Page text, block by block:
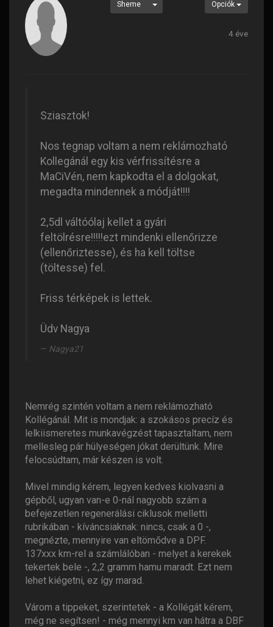
Sheme Opciók
4 éve
Sziasztok!
Nos tegnap voltam a nem reklámozható
Kollegánál egy kis vérfrissítésre a
MaCiVén, nem kapkodta el a dolgokat,
megadta mindennek a módját!!!!
2,5dl váltóólaj kellet a gyári
feltölrésre!!!!!ezt mindenki ellenőrizze
(ellenőriztesse), és ha kell töltse
(töltesse) fel.
Friss térképek is lettek.
Üdv Nagya
Nagya21
Nemrég szintén voltam a nem reklámozható
Kollégánál. Mit is mondjak: a szokásos precíz és
lelkiismeretes munkavégzést tapasztaltam, nem
mellesleg pár hülyeségen jókat derültünk. Mire
felocsúdtam, már készen is volt.
Mivel mindig kérem, legyen kedves kiolvasni a
gépből, ugyan van-e 0-nál nagyobb szám a
befejezetlen regenerálási ciklusok melletti
rubrikában - kíváncsiaknak: nincs, csak a 0 -,
megnézte, mennyire van eltömődve a DPF.
137xxx km-rel a számlálóban - melyet a kerekek
tekertek bele -, 2,2 gramm hamu maradt. Ezt nem
lehet kiégetni, ez így marad.
Várom a tippeket, szerintetek - a Kollégát kérem,
még ne segítsen! - még mennyi km van hátra a DBF